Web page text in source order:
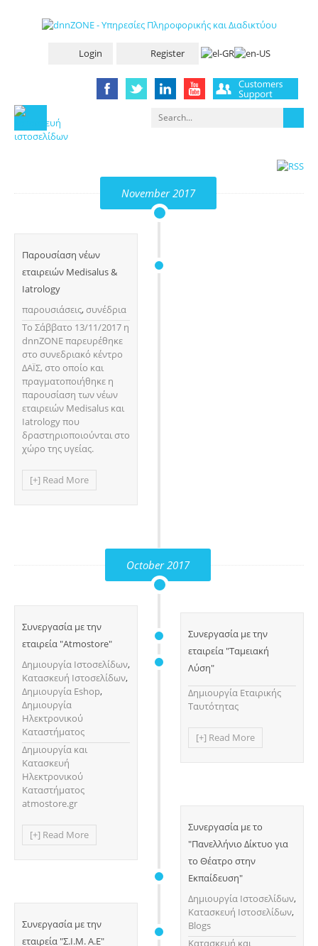
Login Register
November 2017
Παρουσίαση νέων
εταιρειών Medisalus &
Iatrology
παρουσιάσεις,συνέδρια
Το Σάββατο 13/11/2017 η
dnnZONE παρευρέθηκε
στο συνεδριακό κέντρο
ΔΑΪΣ, στο οποίο και
πραγματοποιήθηκε η
παρουσίαση των νέων
εταιρειών Medisalus και
Iatrology που
δραστηριοποιούνται στο
χώρο της υγείας.
[+] Read More
October 2017
Συνεργασία με την
εταιρεία "Atmostore"
Δημιουργία Ιστοσελίδων,
Κατασκευή Ιστοσελίδων,
Δημιουργία Eshop,
Δημιουργία
Ηλεκτρονικού
Καταστήματος
Δημιουργία και
Κατασκευή
Ηλεκτρονικού
Καταστήματος
atmostore.gr
[+] Read More
Συνεργασία με την
εταιρεία "Σ.Ι.Μ. Α.Ε"
Συνεργασία με την
εταιρεία "Ταμειακή
Λύση"
Δημιουργία Εταιρικής
Ταυτότητας
[+] Read More
Συνεργασία με το
"Πανελλήνιο Δίκτυο για
το Θέατρο στην
Εκπαίδευση"
Δημιουργία Ιστοσελίδων,
Κατασκευή Ιστοσελίδων,
Blogs
Κατασκευή και